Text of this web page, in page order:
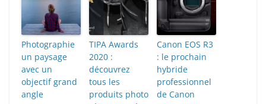
Photographie
un paysage
avec un
objectif grand
angle
TIPA Awards
2020 :
découvrez
tous les
produits photo
Canon EOS R3
: le prochain
hybride
professionnel
de Canon